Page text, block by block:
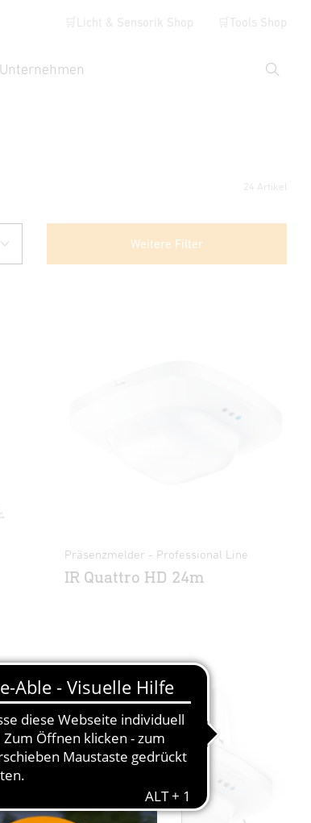
🛒Licht & Sensorik Shop 🛒Tools Shop
Unternehmen
Suche
×
24 Artikel
Weitere Filter
Präsenzmelder - Professional Line
IR Quattro HD 24m